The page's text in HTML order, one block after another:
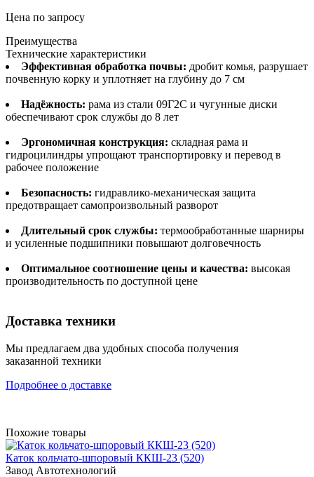
Цена по запросу
Преимущества
Технические характеристики
Эффективная обработка почвы: дробит комья, разрушает
почвенную корку и уплотняет на глубину до 7 см
Надёжность: рама из стали 09Г2С и чугунные диски
обеспечивают срок службы до 8 лет
Эргономичная конструкция: складная рама и
гидроцилиндры упрощают транспортировку и перевод в
рабочее положение
Безопасность: гидравлико-механическая защита
предотвращает самопроизвольный разворот
Длительный срок службы: термообработанные шарниры
и усиленные подшипники повышают долговечность
Оптимальное соотношение цены и качества: высокая
производительность по доступной цене
Доставка техники
Мы предлагаем два удобных способа получения
заказанной техники
Подробнее о доставке
Похожие товары
Каток кольчато-шпоровый ККШ-23 (520)
Завод Автотехнологий